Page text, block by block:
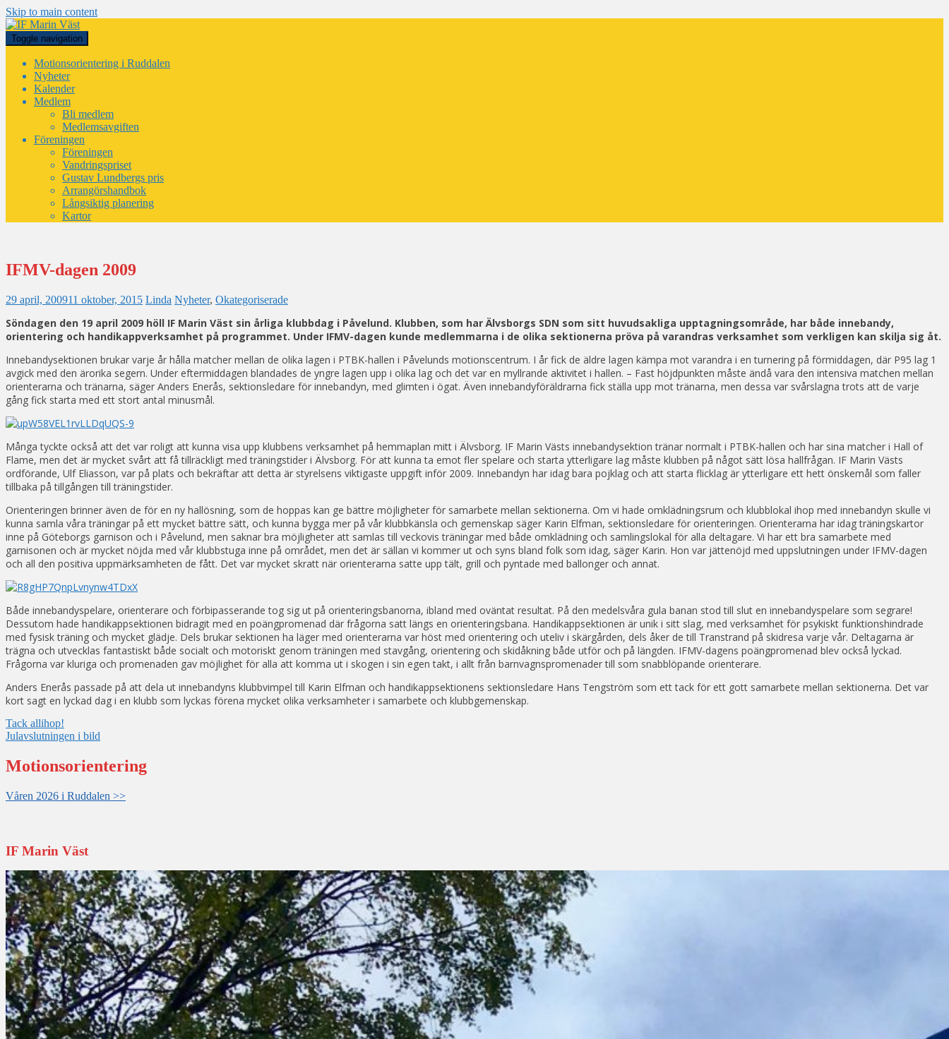
Skip to main content
Toggle navigation
Motionsorientering i Ruddalen
Nyheter
Kalender
Medlem
Bli medlem
Medlemsavgiften
Föreningen
Föreningen
Vandringspriset
Gustav Lundbergs pris
Arrangörshandbok
Långsiktig planering
Kartor
IFMV-dagen 2009
29 april, 200911 oktober, 2015 Linda Nyheter, Okategoriserade
Söndagen den 19 april 2009 höll IF Marin Väst sin årliga klubbdag i Påvelund. Klubben, som har Älvsborgs SDN som sitt huvudsakliga upptagningsområde, har både innebandy,
orientering och handikappverksamhet på programmet. Under IFMV-dagen kunde medlemmarna i de olika sektionerna pröva på varandras verksamhet som verkligen kan skilja sig åt.
Innebandysektionen brukar varje år hålla matcher mellan de olika lagen i PTBK-hallen i Påvelunds motionscentrum. I år fick de äldre lagen kämpa mot varandra i en turnering på förmiddagen, där P95 lag 1
avgick med den ärorika segern. Under eftermiddagen blandades de yngre lagen upp i olika lag och det var en myllrande aktivitet i hallen. – Fast höjdpunkten måste ändå vara den intensiva matchen mellan
orienterarna och tränarna, säger Anders Enerås, sektionsledare för innebandyn, med glimten i ögat. Även innebandyföräldrarna fick ställa upp mot tränarna, men dessa var svårslagna trots att de varje
gång fick starta med ett stort antal minusmål.
Många tyckte också att det var roligt att kunna visa upp klubbens verksamhet på hemmaplan mitt i Älvsborg. IF Marin Västs innebandysektion tränar normalt i PTBK-hallen och har sina matcher i Hall of
Flame, men det är mycket svårt att få tillräckligt med träningstider i Älvsborg. För att kunna ta emot fler spelare och starta ytterligare lag måste klubben på något sätt lösa hallfrågan. IF Marin Västs
ordförande, Ulf Eliasson, var på plats och bekräftar att detta är styrelsens viktigaste uppgift inför 2009. Innebandyn har idag bara pojklag och att starta flicklag är ytterligare ett hett önskemål som faller
tillbaka på tillgången till träningstider.
Orienteringen brinner även de för en ny hallösning, som de hoppas kan ge bättre möjligheter för samarbete mellan sektionerna. Om vi hade omklädningsrum och klubblokal ihop med innebandyn skulle vi
kunna samla våra träningar på ett mycket bättre sätt, och kunna bygga mer på vår klubbkänsla och gemenskap säger Karin Elfman, sektionsledare för orienteringen. Orienterarna har idag träningskartor
inne på Göteborgs garnison och i Påvelund, men saknar bra möjligheter att samlas till veckovis träningar med både omklädning och samlingslokal för alla deltagare. Vi har ett bra samarbete med
garnisonen och är mycket nöjda med vår klubbstuga inne på området, men det är sällan vi kommer ut och syns bland folk som idag, säger Karin. Hon var jättenöjd med uppslutningen under IFMV-dagen
och all den positiva uppmärksamheten de fått. Det var mycket skratt när orienterarna satte upp tält, grill och pyntade med ballonger och annat.
Både innebandyspelare, orienterare och förbipasserande tog sig ut på orienteringsbanorna, ibland med oväntat resultat. På den medelsvåra gula banan stod till slut en innebandyspelare som segrare!
Dessutom hade handikappsektionen bidragit med en poängpromenad där frågorna satt längs en orienteringsbana. Handikappsektionen är unik i sitt slag, med verksamhet för psykiskt funktionshindrade
med fysisk träning och mycket glädje. Dels brukar sektionen ha läger med orienterarna var höst med orientering och uteliv i skärgården, dels åker de till Transtrand på skidresa varje vår. Deltagarna är
trägna och utvecklas fantastiskt både socialt och motoriskt genom träningen med stavgång, orientering och skidåkning både utför och på längden. IFMV-dagens poängpromenad blev också lyckad.
Frågorna var kluriga och promenaden gav möjlighet för alla att komma ut i skogen i sin egen takt, i allt från barnvagnspromenader till som snabblöpande orienterare.
Anders Enerås passade på att dela ut innebandyns klubbvimpel till Karin Elfman och handikappsektionens sektionsledare Hans Tengström som ett tack för ett gott samarbete mellan sektionerna. Det var
kort sagt en lyckad dag i en klubb som lyckas förena mycket olika verksamheter i samarbete och klubbgemenskap.
Inläggsnavigering
Tack allihop!
Julavslutningen i bild
Motionsorientering
Våren 2026 i Ruddalen >>
IF Marin Väst